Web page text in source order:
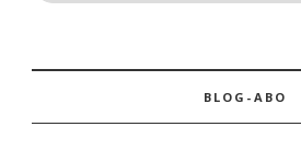
BLOG-ABO